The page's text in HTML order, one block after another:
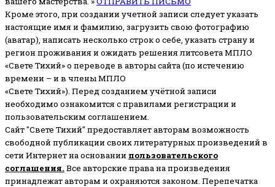
Кроме этого, при создании учетной записи следует указать
настоящие имя и фамилию, загрузить свою фотографию
(аватар), написать несколько строк о себе, указать страну и
регион проживания и ожидать решения литсовета МПЛО
«Свете Тихий» о переводе в авторы сайта (по истечению
времени – и в члены МПЛО
«Свете Тихий»). Перед созданием учётной записи
необходимо ознакомится с правилами регистрации и
пользовательским соглашением.
Сайт "Свете Тихий" предоставляет авторам возможность
свободной публикации своих литературных произведений в
сети Интернет на основании пользовательского
соглашения. Все авторские права на произведения
принадлежат авторам и охраняются законом. Перепечатка